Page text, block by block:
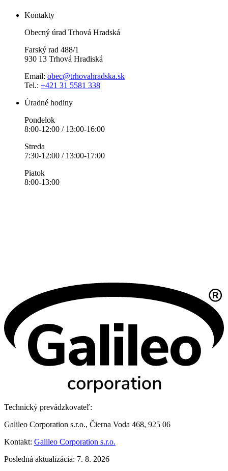
Kontakty
Obecný úrad Trhová Hradská
Farský rad 488/1
930 13 Trhová Hradiská
Email: obec@trhovahradska.sk
Tel.: +421 31 5581 338
Úradné hodiny
Pondelok
8:00-12:00 / 13:00-16:00
Streda
7:30-12:00 / 13:00-17:00
Piatok
8:00-13:00
Technický prevádzkovateľ:
Galileo Corporation s.r.o., Čierna Voda 468, 925 06
Kontakt: Galileo Corporation s.r.o.
Posledná aktualizácia: 7. 8. 2026